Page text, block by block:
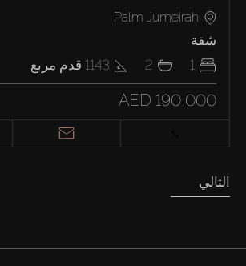
Palm Jumeirah
شقة
1
2
1143 قدم مربع
AED 190,000
التالي